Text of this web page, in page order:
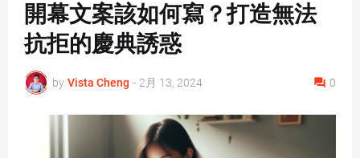
開幕文案該如何寫？打造無法
抗拒的慶典誘惑
by Vista Cheng - 2月 13, 2024 0